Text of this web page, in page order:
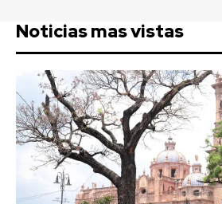
Noticias mas vistas